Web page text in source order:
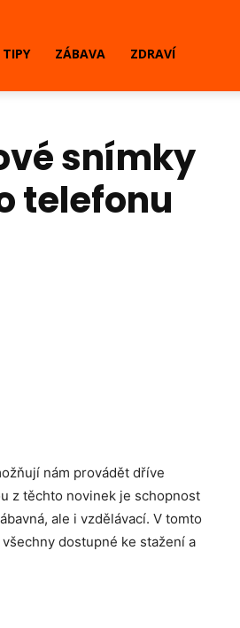
TIPY ZÁBAVA ZDRAVÍ
snímky
telefonu
nám provádět dříve
z těchto novinek je schopnost
ale i vzdělávací. V tomto
dostupné ke stažení a